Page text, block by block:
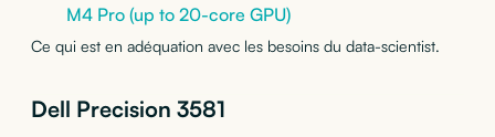
M4 Pro (up to 20-core GPU)
Ce qui est en adéquation avec les besoins du data-scientist.
Dell Precision 3581